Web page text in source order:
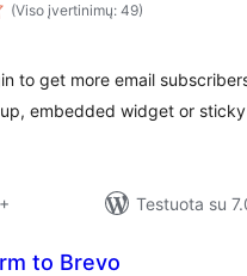
(Viso įvertinimų: 49)
to get more email
embedded widget or
Testuota su
to Brevo